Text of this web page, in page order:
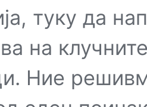
туку да
на
Ние